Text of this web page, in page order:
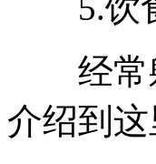
经常躺
介绍到